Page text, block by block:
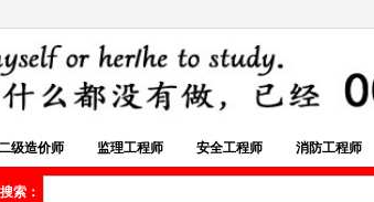
级造价师 监理工程师 安全工程师 消防工程师
索：